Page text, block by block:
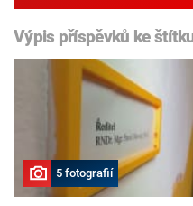
Výpis příspěvků ke
5 fotografií